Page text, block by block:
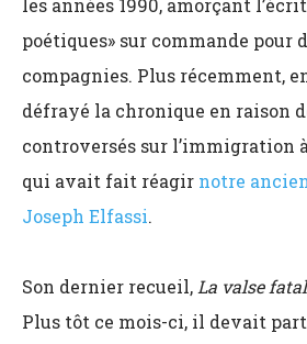
les années 1990, amorçant
poétiques» sur commande pour
compagnies. Plus récemment,
défrayé la chronique en raison
controversés sur l’immigration
qui avait fait réagir notre
Joseph Elfassi.
Son dernier recueil, La valse
Plus tôt ce mois-ci, il devait